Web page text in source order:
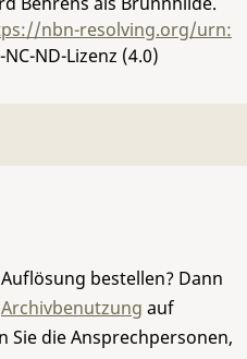
nbn-resolving.org/urn:
NC-ND-Lizenz (4.0)
bestellen? Dann
Archivbenutzung auf
Sie die Ansprechpersonen,